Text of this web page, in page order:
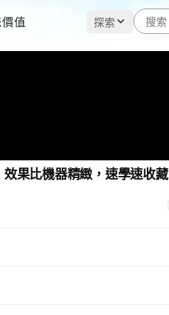
值 探索
果比機器精緻，速學速收藏